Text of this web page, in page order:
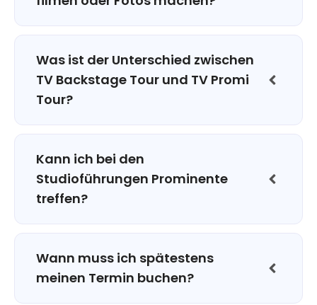
Was ist der Unterschied zwischen
TV Backstage Tour und TV Promi
Tour?
Kann ich bei den
Studioführungen Prominente
treffen?
Wann muss ich spätestens
meinen Termin buchen?